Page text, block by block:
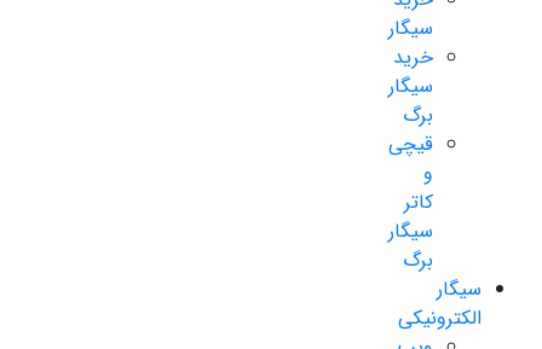
سیگار
خرید
سیگار
برگ
قیچی
و
کاتر
سیگار
برگ
سیگار
الکترونیکی